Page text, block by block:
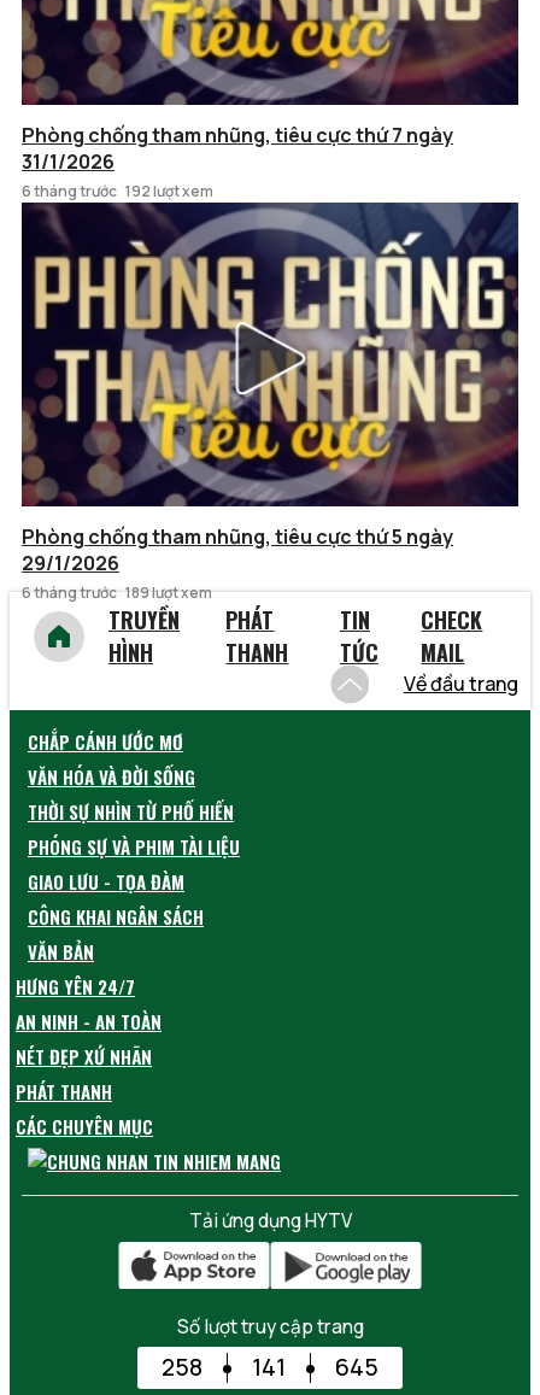
Phòng chống tham nhũng, tiêu cực thứ 7 ngày
31/1/2026
6 tháng trước 192 lượt xem
Phòng chống tham nhũng, tiêu cực thứ 5 ngày
29/1/2026
6 tháng trước 189 lượt xem
TRUYỀN
HÌNH
PHÁT
THANH
TIN
TỨC
CHECK
MAIL
Về đầu trang
CHẮP CÁNH ƯỚC MƠ
VĂN HÓA VÀ ĐỜI SỐNG
THỜI SỰ NHÌN TỪ PHỐ HIẾN
PHÓNG SỰ VÀ PHIM TÀI LIỆU
GIAO LƯU - TỌA ĐÀM
CÔNG KHAI NGÂN SÁCH
VĂN BẢN
HƯNG YÊN 24/7
AN NINH - AN TOÀN
NÉT ĐẸP XỨ NHÃN
PHÁT THANH
CÁC CHUYÊN MỤC
Tải ứng dụng HYTV
Số lượt truy cập trang
258 141 645